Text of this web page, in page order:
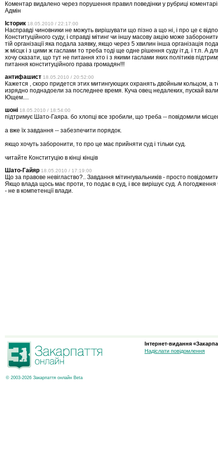
Коментар видалено через порушення правил поведінки у рубриці
Адмін
Історик 18.05.2010 / 22:17:00
Насправді чиновники не можуть вирішувати що пізно а що ні, і про це є
Конституційного суду, і справді мітинг чи іншу масову акцію може заборонити
тій організації яка подала заявку, якщо через 5 хвилин інша організація
ж місцк і з цими ж гаслами то треба тоді ще одне рішення суду іт.д. і т.п. А
хочу сказати, що тут не питання хто і з якими гаслами яких політиків
питання конституційного права громадян!!!
антифашист 18.05.2010 / 20:52:00
Кажется , скоро придется этих митингующих охранять двойным кольцом, а
изрядно поднадоели за последнее время. Куча овец недалеких, пускай
Ющем....
шоні 18.05.2010 / 18:54:00
підтримує Шато-Гаяра. бо хлопці все зробили, що треба -- повідомили
а вже їх завдання -- забезпечити порядок.
якщо хочуть заборонити, то про це має прийняти суд і тільки суд.
читайте Конституцію в кінці кінців
Шато-Гайяр 18.05.2010 / 17:19:00
Що за правове невігластво?.. Завдання мітингувальників - просто
Якщо влада щось має проти, то подає в суд, і все вирішує суд. А
- не в компетенції влади.
© 2003-2026 Закарпаття онлайн Beta
Інтернет-видання
Надіслати повідомлення